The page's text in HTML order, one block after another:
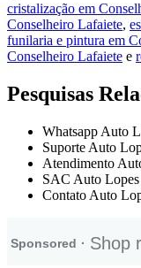
cristalização em
Conselheiro Lafaiete,
funilaria e pintura em
Conselheiro Lafaiete e
Pesquisas
Whatsapp Auto
Suporte Auto
Atendimento
SAC Auto
Contato Auto